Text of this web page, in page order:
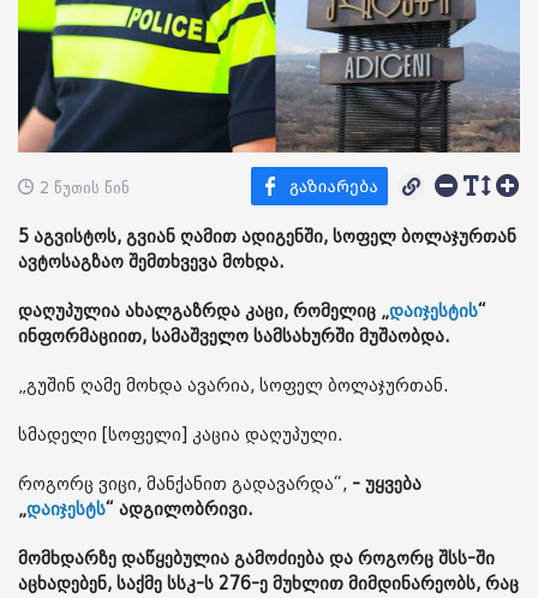
2 წუთის წინ
5 აგვისტოს, გვიან ღამით ადიგენში, სოფელ ბოლაჯურთან
ავტოსაგზაო შემთხვევა მოხდა.
დაღუპულია ახალგაზრდა კაცი, რომელიც „დაიჯესტის“
ინფორმაციით, სამაშველო სამსახურში მუშაობდა.
„გუშინ ღამე მოხდა ავარია, სოფელ ბოლაჯურთან.
სმადელი [სოფელი] კაცია დაღუპული.
როგორც ვიცი, მანქანით გადავარდა“, - უყვება
„დაიჯესტს“ ადგილობრივი.
მომხდარზე დაწყებულია გამოძიება და როგორც შსს-ში
აცხადებენ, საქმე სსკ-ს 276-ე მუხლით მიმდინარეობს, რაც